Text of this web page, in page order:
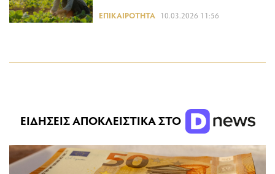
ΕΠΙΚΑΙΡΌΤΗΤΑ 10.03.2026 11:56
ΕΙΔΗΣΕΙΣ ΑΠΟΚΛΕΙΣΤΙΚΑ ΣΤΟ